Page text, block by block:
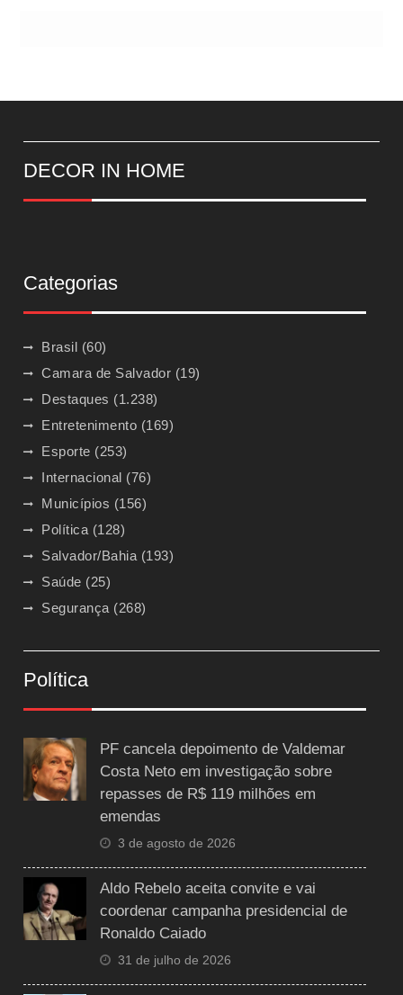
DECOR IN HOME
Categorias
Brasil (60)
Camara de Salvador (19)
Destaques (1.238)
Entretenimento (169)
Esporte (253)
Internacional (76)
Municípios (156)
Política (128)
Salvador/Bahia (193)
Saúde (25)
Segurança (268)
Política
PF cancela depoimento de Valdemar
Costa Neto em investigação sobre
repasses de R$ 119 milhões em
emendas
3 de agosto de 2026
Aldo Rebelo aceita convite e vai
coordenar campanha presidencial de
Ronaldo Caiado
31 de julho de 2026